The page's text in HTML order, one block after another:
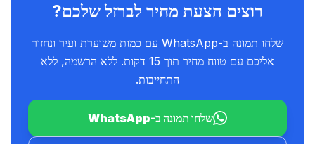
רוצים הצעת מחיר לברזל שלכם?
שלחו תמונה ב-WhatsApp עם כמות משוערת ועיר ונחזור
אליכם עם טווח מחיר תוך 15 דקות. ללא הרשמה, ללא
התחייבות.
שלחו תמונה ב-WhatsApp